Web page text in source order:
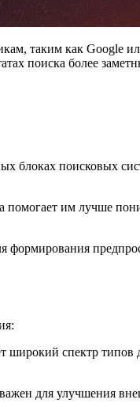
таким как Google
поиска более
блоках поисковых
им лучше
формирования
широкий спектр
для улучшения